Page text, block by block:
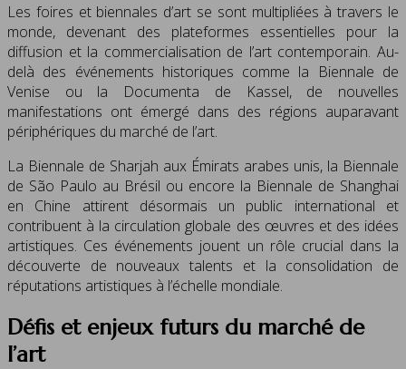
Les foires et biennales d’art se sont multipliées à travers le
monde, devenant des plateformes essentielles pour la
diffusion et la commercialisation de l’art contemporain. Au-
delà des événements historiques comme la Biennale de
Venise ou la Documenta de Kassel, de nouvelles
manifestations ont émergé dans des régions auparavant
périphériques du marché de l’art.
La Biennale de Sharjah aux Émirats arabes unis, la Biennale
de São Paulo au Brésil ou encore la Biennale de Shanghai
en Chine attirent désormais un public international et
contribuent à la circulation globale des œuvres et des idées
artistiques. Ces événements jouent un rôle crucial dans la
découverte de nouveaux talents et la consolidation de
réputations artistiques à l’échelle mondiale.
Défis et enjeux futurs du marché de
l’art